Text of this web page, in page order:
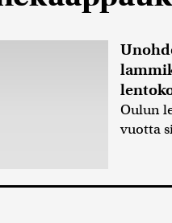
Oulun
vuotta